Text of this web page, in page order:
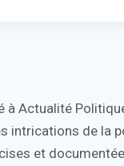
à Actualité
intrications de la
et